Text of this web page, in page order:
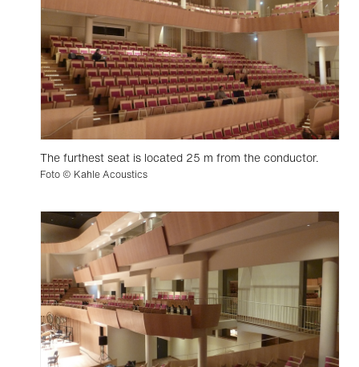
The furthest seat is located 25 m from the conductor.
Foto © Kahle Acoustics